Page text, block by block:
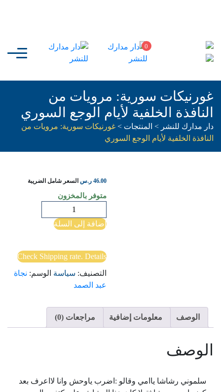
0
غورنيكات سورية: مرويات من
النافذة الخلفية لأيام الوجع السوري
دار مدارك للنشر > المنتجات > غورنيكات سورية: مرويات من
النافذة الخلفية لأيام الوجع السوري
46.00 ر.س السعر شامل الضريبة
متوفر بالمخزون
غورنيكات
سورية:
من
الخلفية
لأيام
السوري
إضافة إلى السلة
Check Shipping rate. Details
التصنيف: سياسة الوسم: نجاة
عبد الصمد
الوصف معلومات إضافية مراجعات (0)
الوصف
سلموني رشاشا ياامي وقالو :اضرب ياوحش وانا لااعرف بعد